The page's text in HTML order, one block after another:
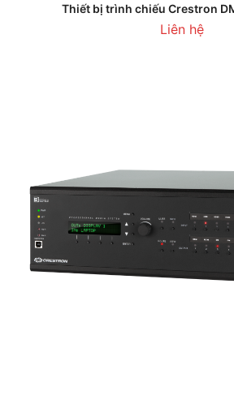
Thiết bị trình chiếu Crestron
Liên hệ